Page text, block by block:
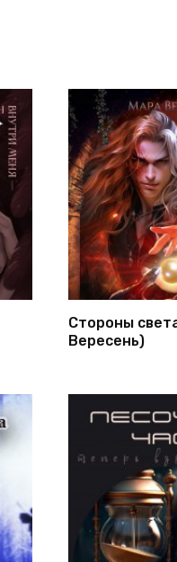
Стороны
Вересень)